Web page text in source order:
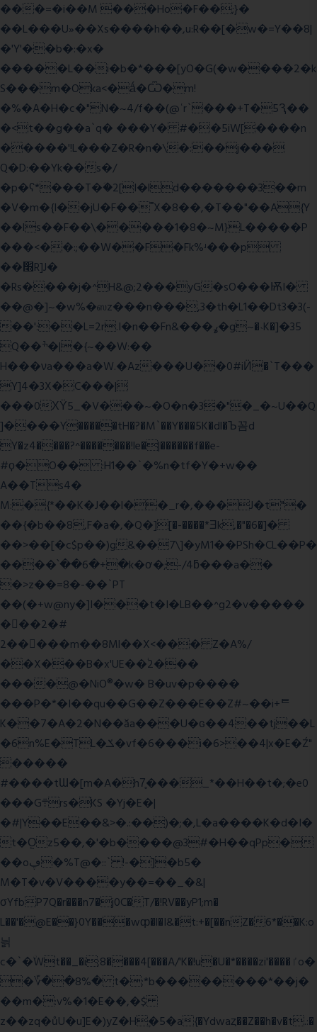
���=�i��M ���Ho�F��;}�
��L���U»��Xs����h��,u:R��[�w�=Y��8|
�'Y'��b�:�x�
�����L��i�b�*���[yO�G(�w����2�k
S���m�Oka<�ǻ�Ѿ�m!
�%�A�H�c�"N�~4/f��(@ʿr`���+T�5Ԇ��
�<t��g��a`q� ���Y� #��5iW[����n
�����'!L���Z�R�n�\�:��j���
Q�D:��Yk��s�/
�p�ʕ*���T�ؘ�2[I�ld�������3��m
�V�m�{I��jU�F��˭X�8��,�T��"��A{Y
��ls��F��\�����1�8�~M}L�����P
���<��:;��W��F�Fk%ʴ���p
��׫R]J�
�Rs����j�^H&@;2���yG�sO���ѬI�
��@�]~�w%�ஸz���n���,3�th�L1��Dt3�3(-
��':��L=2r.I�n��Fn&���ߩ�g~�˴K�]�35
Q��ׯ�|�{~��W:��
H���νa���a�W.�Az���U��0#iӤ�`T���
Y]4�3X�C���|
���0ХΫ5_�V���~�O�n�3�"�_�~U��Q
]����Y�����tH�?�M`��Y���5K�dl�Ъ꼼d
Y�z4����?^�������!le�|������f��e-
#ϙ�O�� :H1��`�%n�tf�Y�+w��
A��Ts4�
M:�{*��K�J��l��_r�,���J�t"�
��{�b��8,F�a�,�Q�][�-����*Ǝk,�"�6�]�
��>��[�c$p��)g&��7\]�yM1��PSh�CL��P�
����՝��6�+�k�ơ�;-/4ƃ���a��
�>z��=8�-��`PT
��(�+w@ny�]I���t�I�LB��^g2�v�����
��ٕ�2�#
2�����m��8Ml��X<��� Z�A%/
��X���B�x'UE��֔2���
����@�NiO®�w� B�uv�p����
���P�*�I��qu��G��Z��� E��Z#~��i+ᄐ
K��7�A�2�N��ăa���U�ɢ��4��tj��L
�6n%E�TL�ݎ�vf�6���i�6>��4|x�E�Ź"
�����
#����tƜ�[m�A�h7̥���_*��H��t�;�e0
���G܊rs�֗KS �Yj�E�|
�#|Y��E��&>�.:��)�;�,L�a����K�d�I�
t�O͖z5��,�'�b����@3#�H��qPp�
��oڥ�%T@�::` !-�]�b5�
M�T�v�V����y��=��_�&|
σYfbP7Q�r���n7�j0C�T/�!RV��yP1;m�
L��'�@E��}0Y���wȹ�l�I&�t:+�[��nZ�6*��K:o
늵
c�`�ۨWt��_�i;8����4[���A/'K�!u�U�*����zi'����ٵo�
�؆��8%� t�;*b��������*��j�
��m�:v%�1�E��,�$
z��zq�ůU�u]E�)yZ�Hׇ�5�a{�Ydwaȥ��Z��h�v�t.:�